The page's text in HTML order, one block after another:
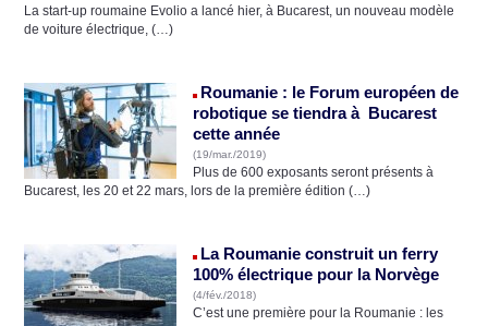
La start-up roumaine Evolio a lancé hier, à Bucarest, un nouveau modèle
de voiture électrique, (…)
Roumanie : le Forum européen de
robotique se tiendra à Bucarest
cette année
(19/mar./2019)
Plus de 600 exposants seront présents à
Bucarest, les 20 et 22 mars, lors de la première édition (…)
La Roumanie construit un ferry
100% électrique pour la Norvège
(4/fév./2018)
C’est une première pour la Roumanie : les